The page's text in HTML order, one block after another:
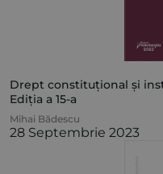
Drept constituțional și
Ediția a 15-a
Mihai Bădescu
28 Septembrie 2023